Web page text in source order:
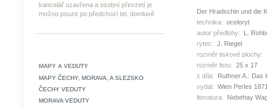
kancelář uzavřena a osobní převzetí je
možno pouze po předchozí tel. domluvě
MAPY A VEDUTY
MAPY ČECHY, MORAVA, A SLEZSKO
ČECHY VEDUTY
MORAVA VEDUTY
Der Hradschin und die
technika: oceloryt
autor předlohy:
L.
rytec: J. Riegel
rozměr tiskové plochy:
rozměr listu: 25 x 17
z díla:
Ruthner A.: Das
vydal: Wien Perles
literatura:
Nebehay